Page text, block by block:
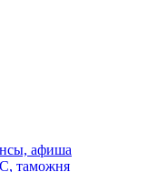
афиша
таможня